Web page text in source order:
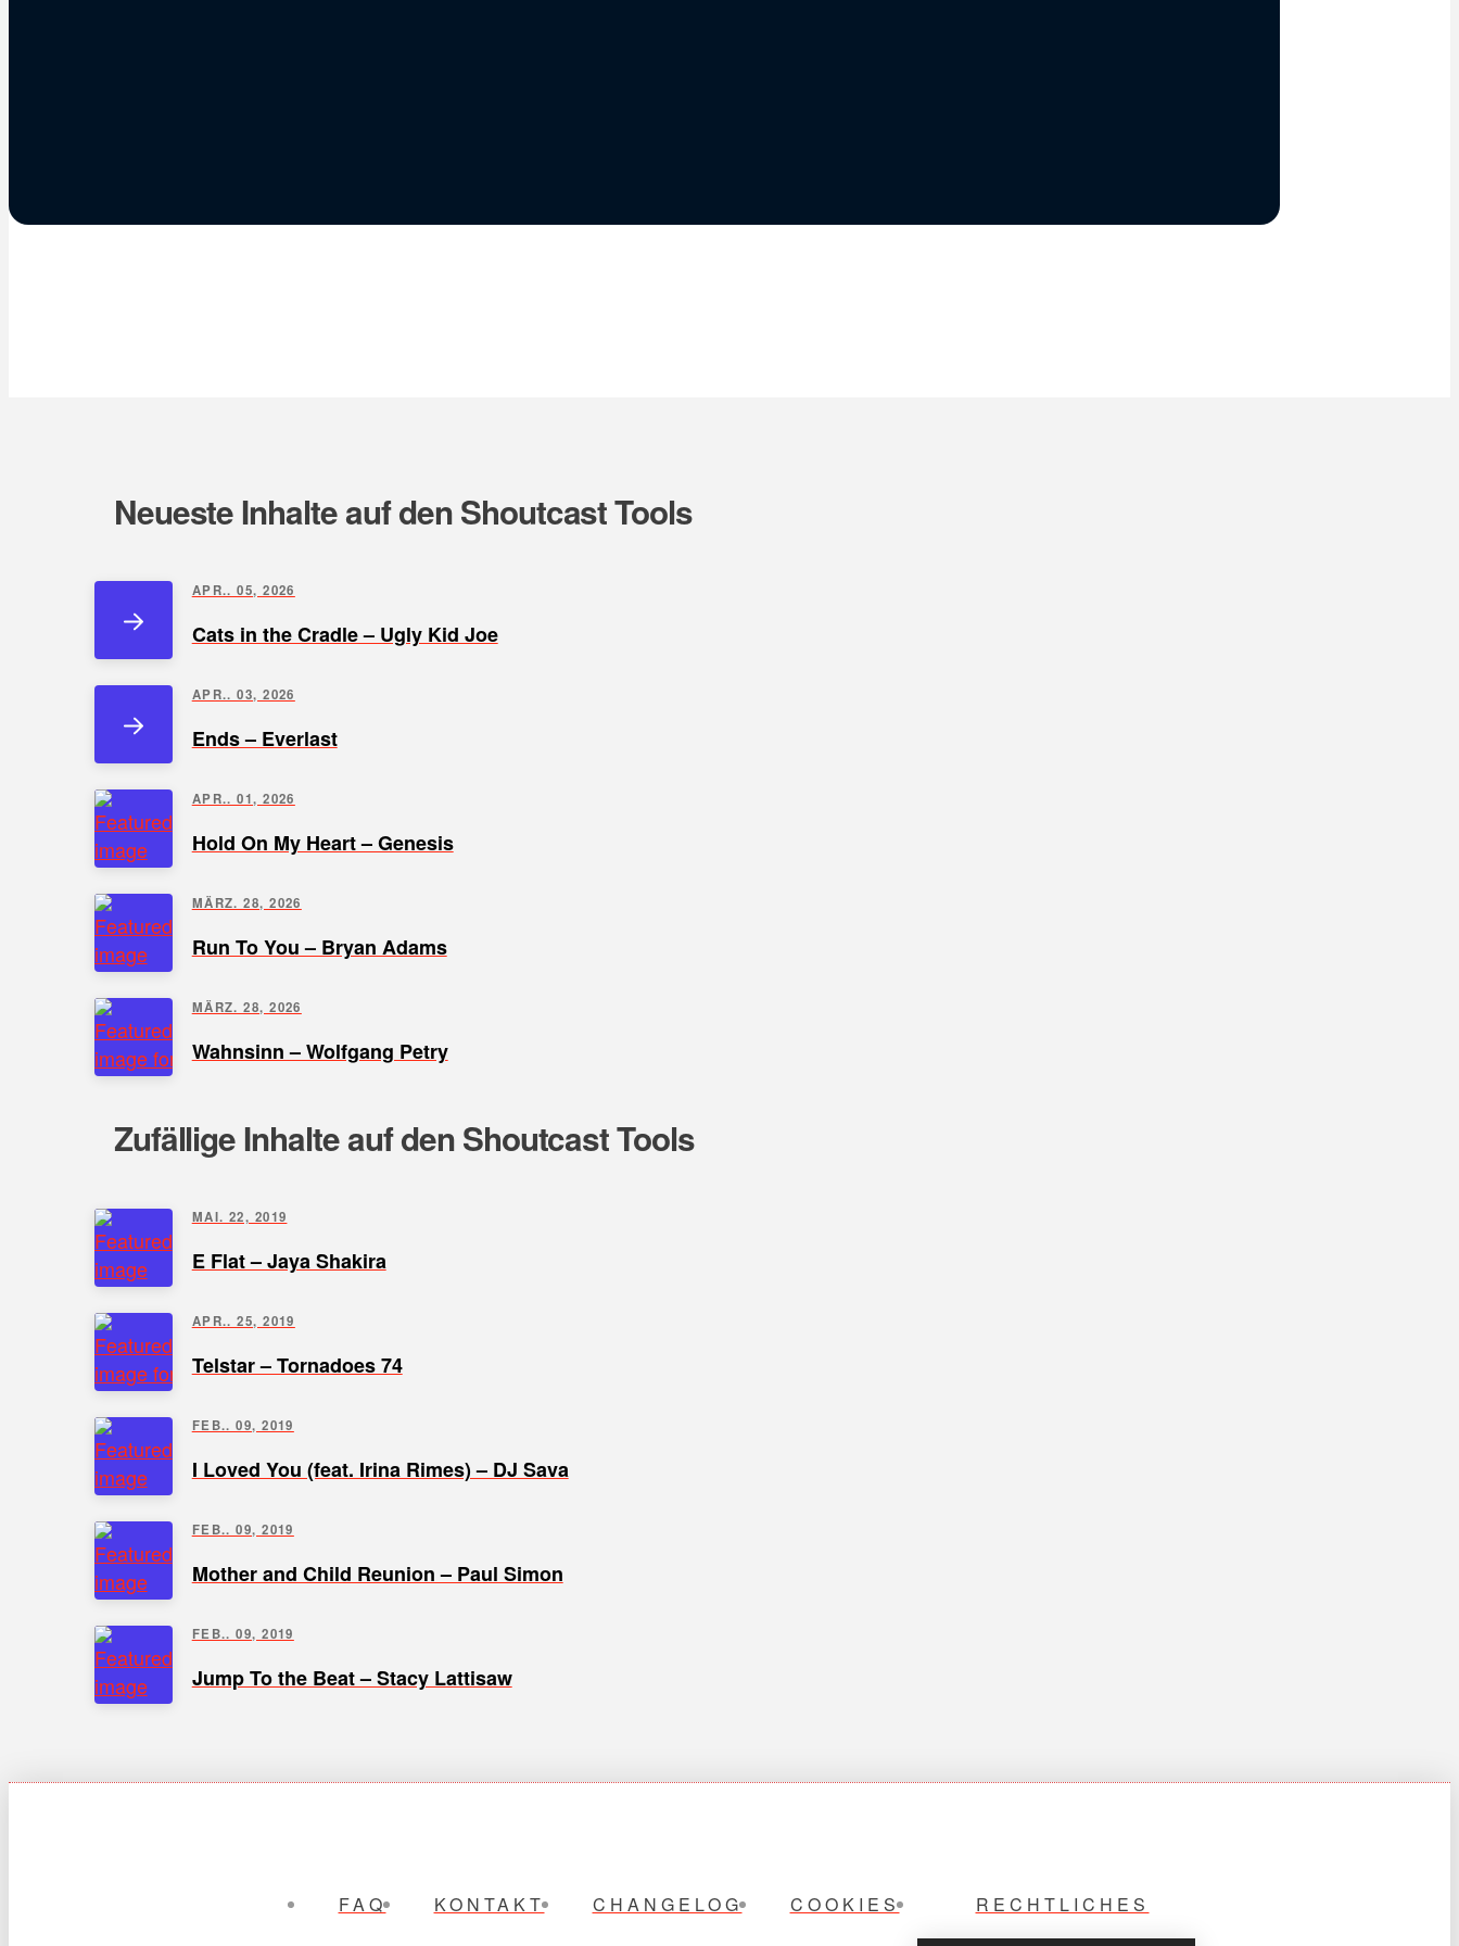
Neueste Inhalte auf den Shoutcast Tools
APR.. 05, 2026
Cats in the Cradle – Ugly Kid Joe
APR.. 03, 2026
Ends – Everlast
APR.. 01, 2026
Hold On My Heart – Genesis
MÄRZ. 28, 2026
Run To You – Bryan Adams
MÄRZ. 28, 2026
Wahnsinn – Wolfgang Petry
Zufällige Inhalte auf den Shoutcast Tools
MAI. 22, 2019
E Flat – Jaya Shakira
APR.. 25, 2019
Telstar – Tornadoes 74
FEB.. 09, 2019
I Loved You (feat. Irina Rimes) – DJ Sava
FEB.. 09, 2019
Mother and Child Reunion – Paul Simon
FEB.. 09, 2019
Jump To the Beat – Stacy Lattisaw
FAQ KONTAKT CHANGELOG COOKIES RECHTLICHES